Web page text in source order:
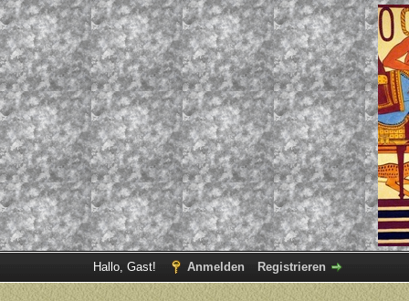
Hallo, Gast! Anmelden Registrieren